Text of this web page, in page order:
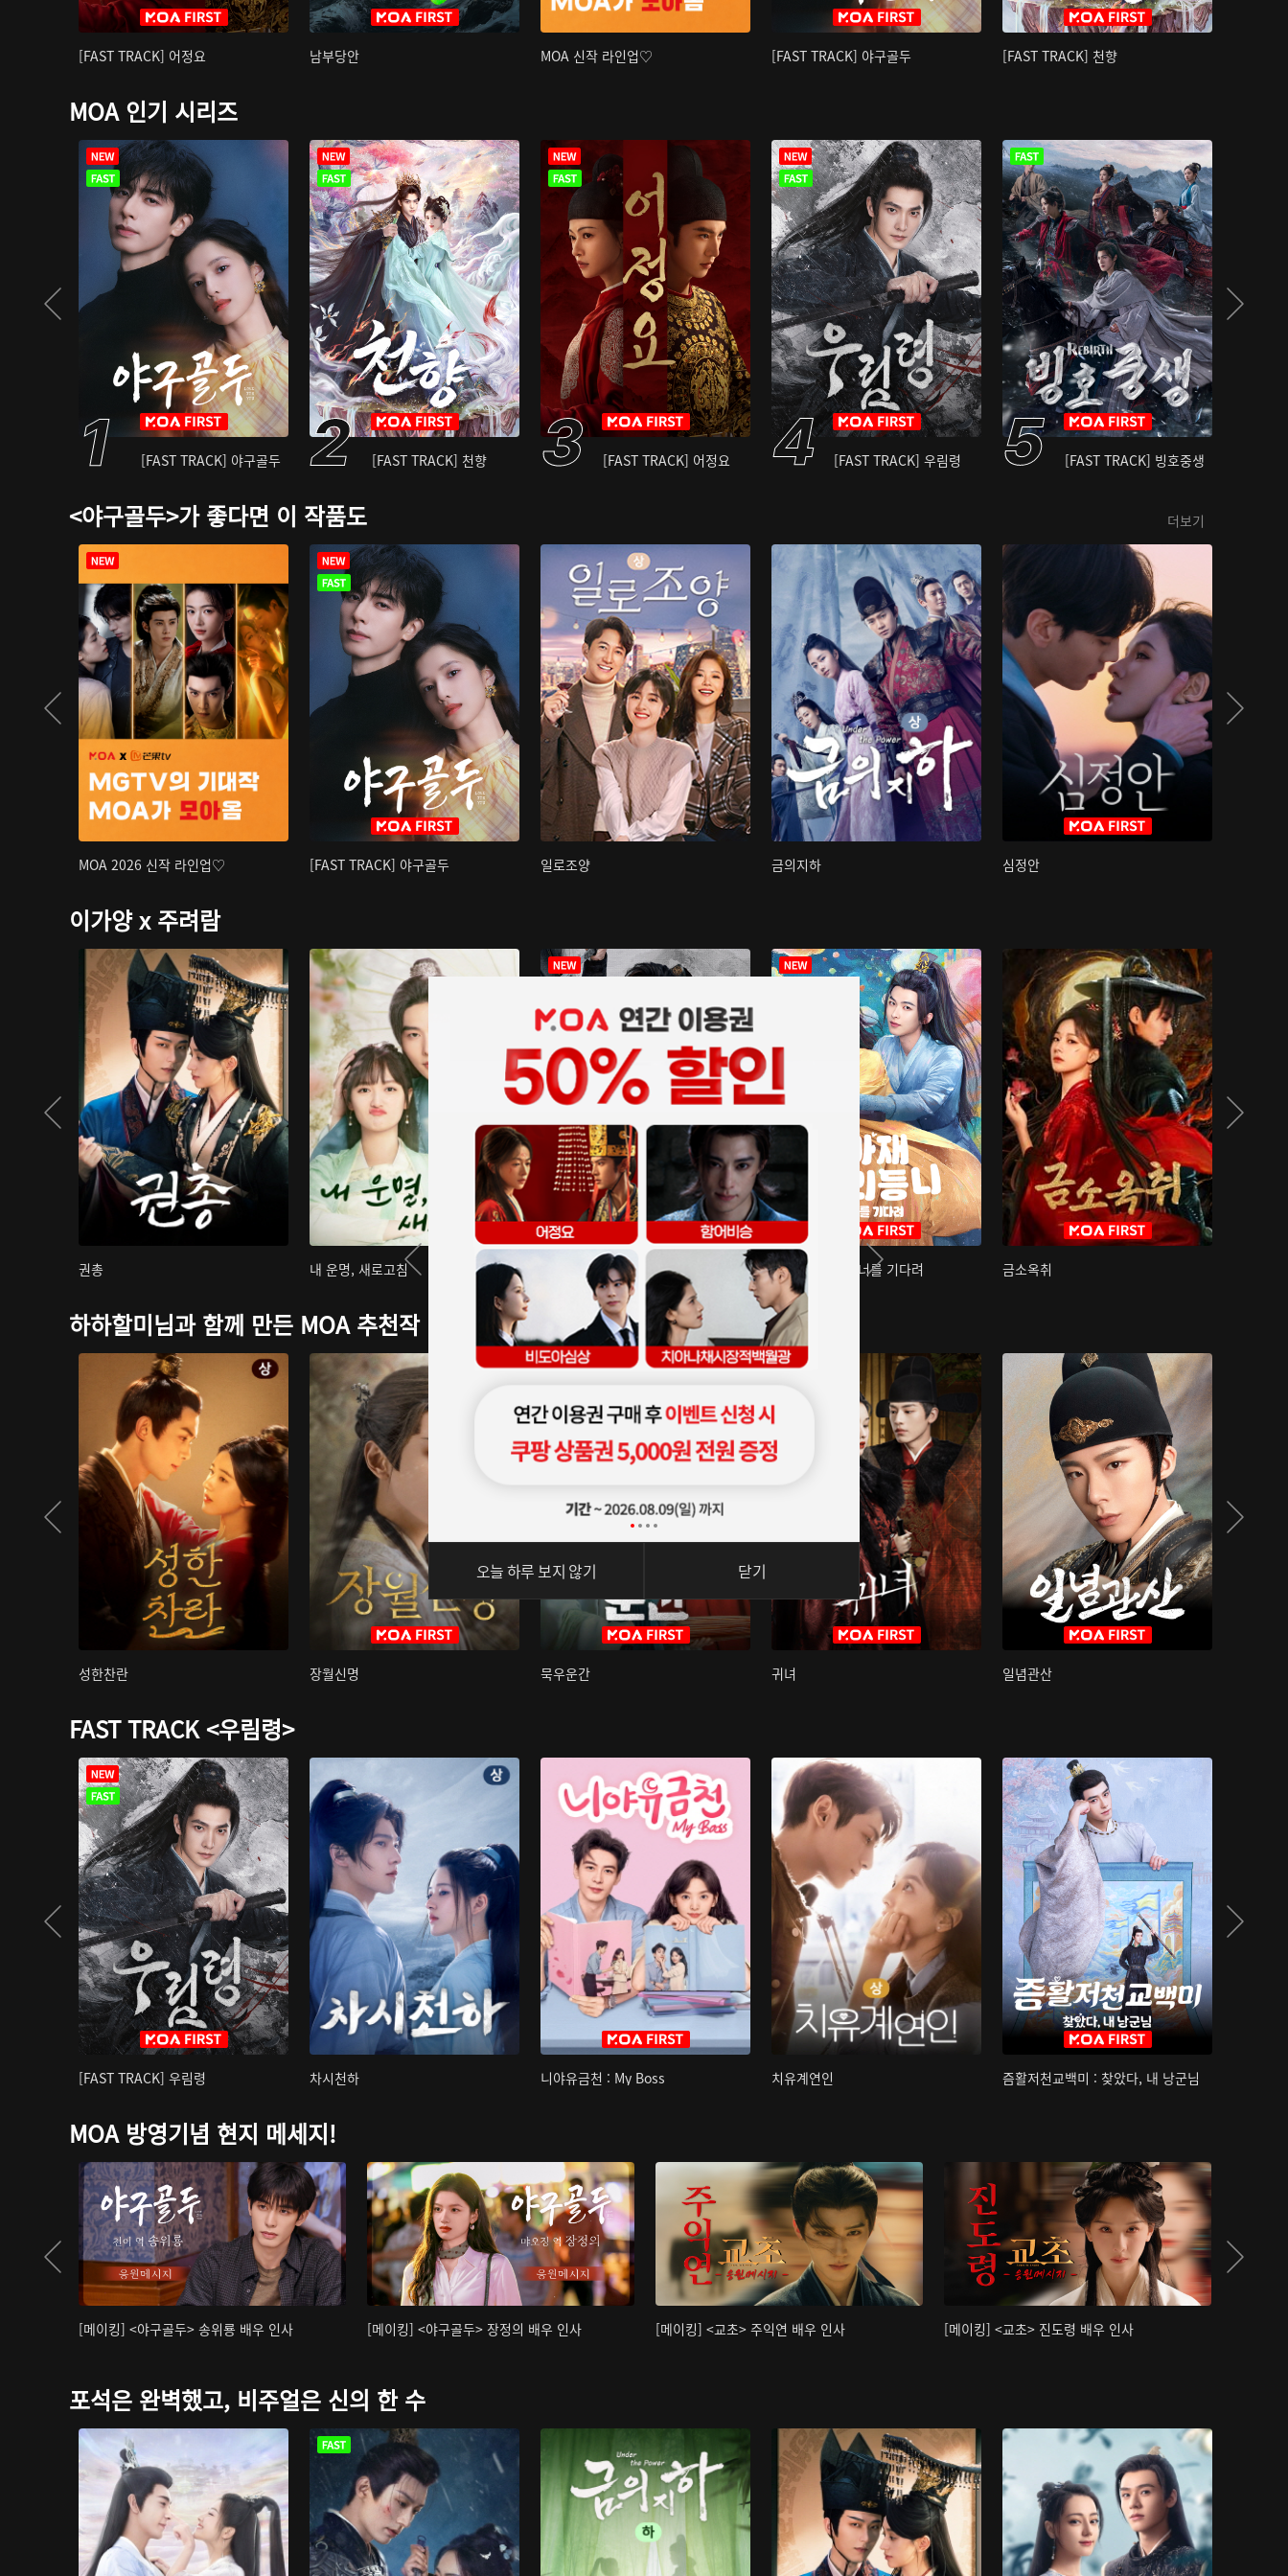
[FAST TRACK] 어정요 남부당안 MOA 신작 라인업♡ [FAST TRACK] 야구골두 [FAST TRACK] 천향
MOA 인기 시리즈
[FAST TRACK] 야구골두 [FAST TRACK] 천향 [FAST TRACK] 어정요 [FAST TRACK] 우림령 [FAST TRACK] 빙호중생
<야구골두>가 좋다면 이 작품도 더보기
MOA 2026 신작 라인업♡ [FAST TRACK] 야구골두 일로조양 금의지하 심정안
이가양 x 주려람
권총 내 운명, 새로고침 아재저리등니 : 너를 기다려 금소옥취
하하할미님과 함께 만든 MOA 추천작
성한찬란 장월신명 묵우운간 귀녀 일념관산
FAST TRACK <우림령>
[FAST TRACK] 우림령 차시천하 니야유금천 : My Boss 치유계연인 즘활저천교백미 : 찾았다, 내 낭군님
MOA 방영기념 현지 메세지!
[메이킹] <야구골두> 송위룡 배우 인사 [메이킹] <야구골두> 장정의 배우 인사 [메이킹] <교초> 주익연 배우 인사 [메이킹] <교초> 진도령 배우 인사
포석은 완벽했고, 비주얼은 신의 한 수
오늘 하루 보지 않기 닫기